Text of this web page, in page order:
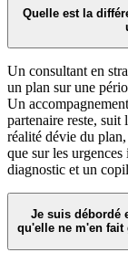
Quelle est la
Un consultant en
un plan sur une
Un
partenaire reste,
réalité dévie du
que sur les
diagnostic et un
Je suis débordé
qu'elle ne m'en fait